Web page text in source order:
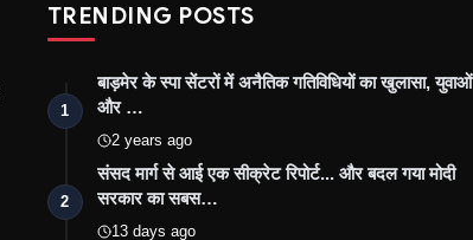
TRENDING POSTS
1
बाड़मेर के स्पा सेंटरों में अनैतिक गतिविधियों का खुलासा, युवाओं
और …
2 years ago
2
संसद मार्ग से आई एक सीक्रेट रिपोर्ट... और बदल गया मोदी
सरकार का सबस…
13 days ago